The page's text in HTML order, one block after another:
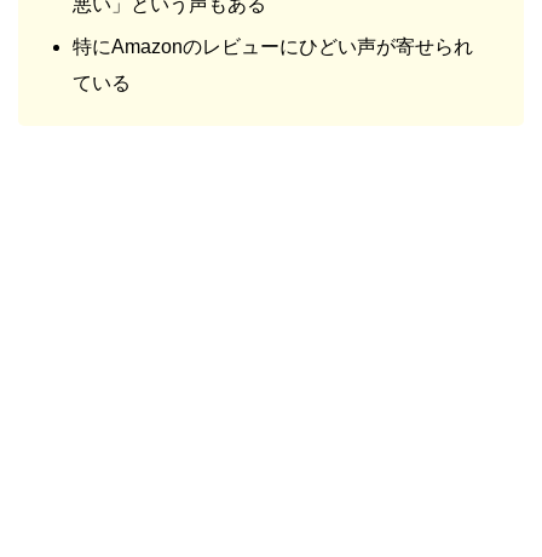
特にAmazonのレビューにひどい声が寄せられ
ている